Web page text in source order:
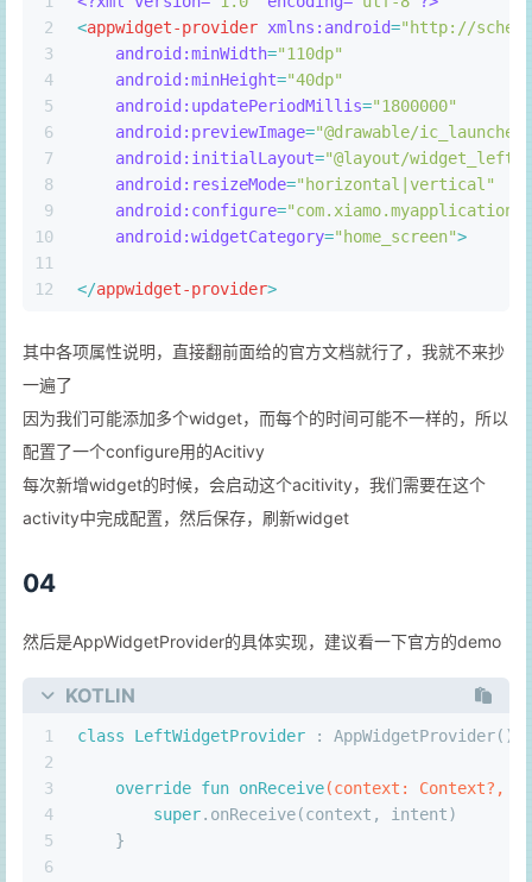
2
3
4
5
6
7
8
9
10
11
12
<appwidget-provider xmlns:android="http://
android:minWidth="110dp"
android:minHeight="40dp"
android:updatePeriodMillis="1800000"
android:previewImage="@drawable/
android:initialLayout="@layout/
android:resizeMode="horizontal|vertical"
android:configure=
android:widgetCategory="home_screen">
</appwidget-provider>
其中各项属性说明，直接翻前面给的官方文档就行了，我就不来抄
一遍了
因为我们可能添加多个widget，而每个的时间可能不一样的，所以
配置了一个configure用的Acitivy
每次新增widget的时候，会启动这个acitivity，我们需要在这个
activity中完成配置，然后保存，刷新widget
04
然后是AppWidgetProvider的具体实现，建议看一下官方的demo
KOTLIN
1
2
3
4
5
6
class LeftWidgetProvider : AppWidgetProvider() {
override fun onReceive(context: Context?,
super.onReceive(context, intent)
    }